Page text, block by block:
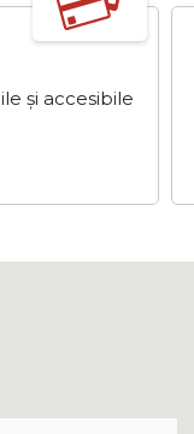
și accesibile